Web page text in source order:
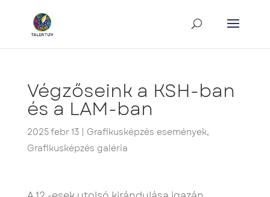
Végzőseink a KSH-ban
és a LAM-ban
2025 febr 13| Grafikusképzés események,
Grafikusképzés galéria